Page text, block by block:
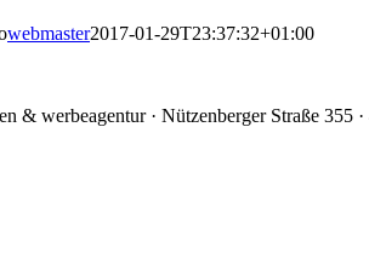
webmaster2017-01-29T23:37:32+01:00
werbeagentur · Nützenberger Straße 355 ·